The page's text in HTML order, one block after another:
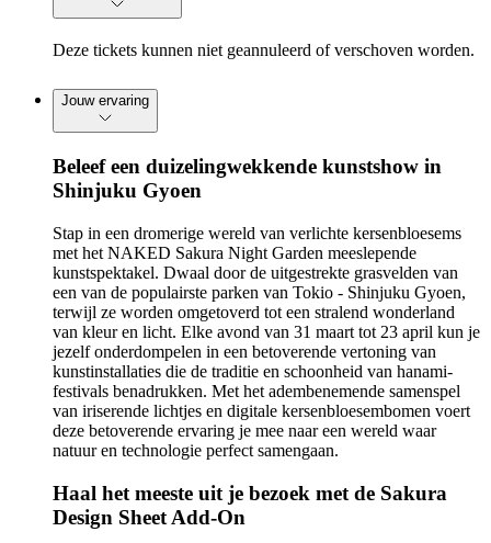
Deze tickets kunnen niet geannuleerd of verschoven worden.
Jouw ervaring
Beleef een duizelingwekkende kunstshow in
Shinjuku Gyoen
Stap in een dromerige wereld van verlichte kersenbloesems
met het NAKED Sakura Night Garden meeslepende
kunstspektakel. Dwaal door de uitgestrekte grasvelden van
een van de populairste parken van Tokio - Shinjuku Gyoen,
terwijl ze worden omgetoverd tot een stralend wonderland
van kleur en licht. Elke avond van 31 maart tot 23 april kun je
jezelf onderdompelen in een betoverende vertoning van
kunstinstallaties die de traditie en schoonheid van hanami-
festivals benadrukken. Met het adembenemende samenspel
van iriserende lichtjes en digitale kersenbloesembomen voert
deze betoverende ervaring je mee naar een wereld waar
natuur en technologie perfect samengaan.
Haal het meeste uit je bezoek met de Sakura
Design Sheet Add-On